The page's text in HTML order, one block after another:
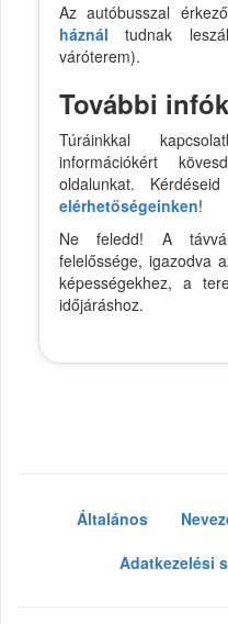
Az autóbusszal
háznál tudnak
váróterem).
További infók
Túráinkkal
információkért
oldalunkat.
elérhetőségeinken!
Ne feledd! A
felelőssége, igazodva
képességekhez, a
időjáráshoz.
Általános
Adatkezelési